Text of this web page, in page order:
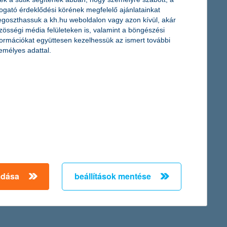
a szegénység? Ki számít szegénynek? És mit jelent a
helyzetű kistérséget támogató, K&H a hátrányos
érdeklődési körének megfelelő ajánlatainkat
a kh.hu weboldalon vagy azon kívül, akár
média felületeken is, valamint a böngészési
együttesen kezelhessük az ismert további
adattal.
beállítások mentése